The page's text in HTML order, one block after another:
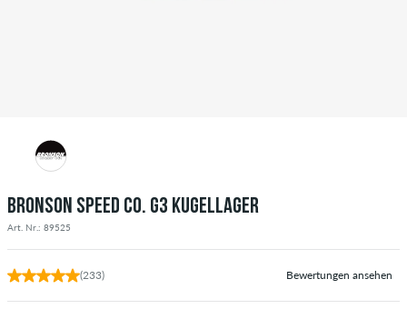
BRONSON SPEED CO. G3 KUGELLAGER
Art. Nr.: 89525
(233) Bewertungen ansehen